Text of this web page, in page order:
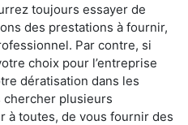
toujours essayer de
des prestations à fournir,
Par contre, si
choix pour l’entreprise
dératisation dans les
chercher plusieurs
à toutes, de vous fournir des